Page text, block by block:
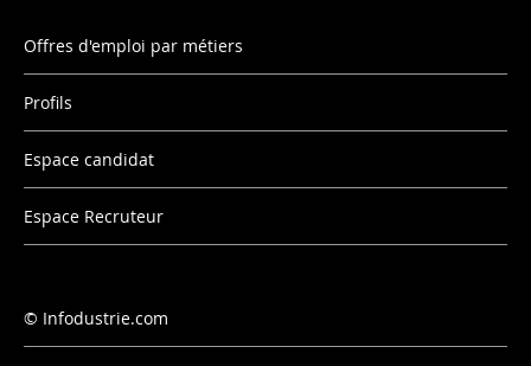
Offres d'emploi par métiers
Profils
Espace candidat
Espace Recruteur
Infodustrie.com